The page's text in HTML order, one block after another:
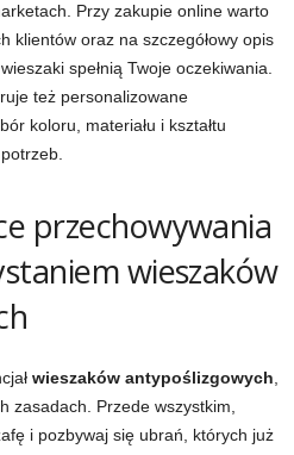
Przy zakupie online warto
klientów oraz na szczegółowy opis
spełnią Twoje oczekiwania.
też personalizowane
koloru, materiału i kształtu
przechowywania
wieszaków
wieszaków antypoślizgowych
zasadach. Przede wszystkim,
i pozbywaj się ubrań, których już